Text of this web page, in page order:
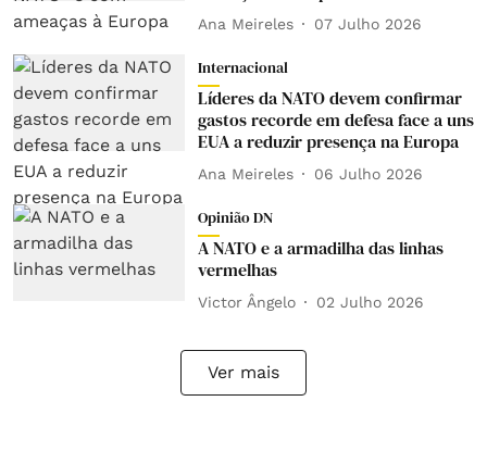
Ana Meireles 07 Julho 2026
Internacional
Líderes da NATO devem confirmar
gastos recorde em defesa face a uns
EUA a reduzir presença na Europa
Ana Meireles 06 Julho 2026
Opinião DN
A NATO e a armadilha das linhas
vermelhas
Victor Ângelo 02 Julho 2026
Ver mais